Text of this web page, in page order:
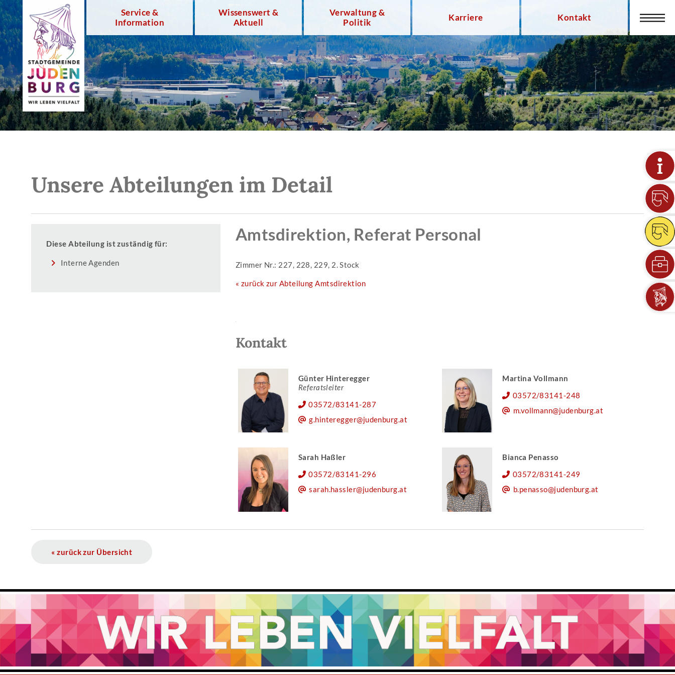
Service &
Information
Wissenswert &
Aktuell
Verwaltung &
Politik
Karriere Kontakt
Unsere Abteilungen im Detail
Amtsdirektion, Referat Personal
Zimmer Nr.: 227, 228, 229, 2. Stock
« zurück zur Abteilung Amtsdirektion
Kontakt
Günter Hinteregger
Referatsleiter
03572/83141-287
g.hinteregger@judenburg.at
Martina Vollmann
03572/83141-248
m.vollmann@judenburg.at
Sarah Haßler
03572/83141-296
sarah.hassler@judenburg.at
Bianca Penasso
03572/83141-249
b.penasso@judenburg.at
Diese Abteilung ist zuständig für:
Interne Agenden
« zurück zur Übersicht